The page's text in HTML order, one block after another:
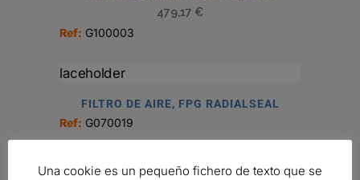
479,17 €
Ref: G100003
FILTRO DE AIRE, FPG RADIALSEAL
Ref: G070019
Una cookie es un pequeño fichero de texto que se